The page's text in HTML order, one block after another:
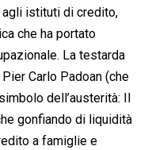
agli istituti di credito,
che ha portato
La testarda
Carlo Padoan (che
dell’austerità: Il
gonfiando di liquidità
a famiglie e